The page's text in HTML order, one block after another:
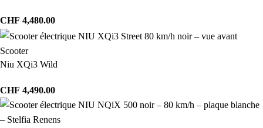
CHF 4,480.00
Scooter
Niu XQi3 Wild
CHF 4,490.00